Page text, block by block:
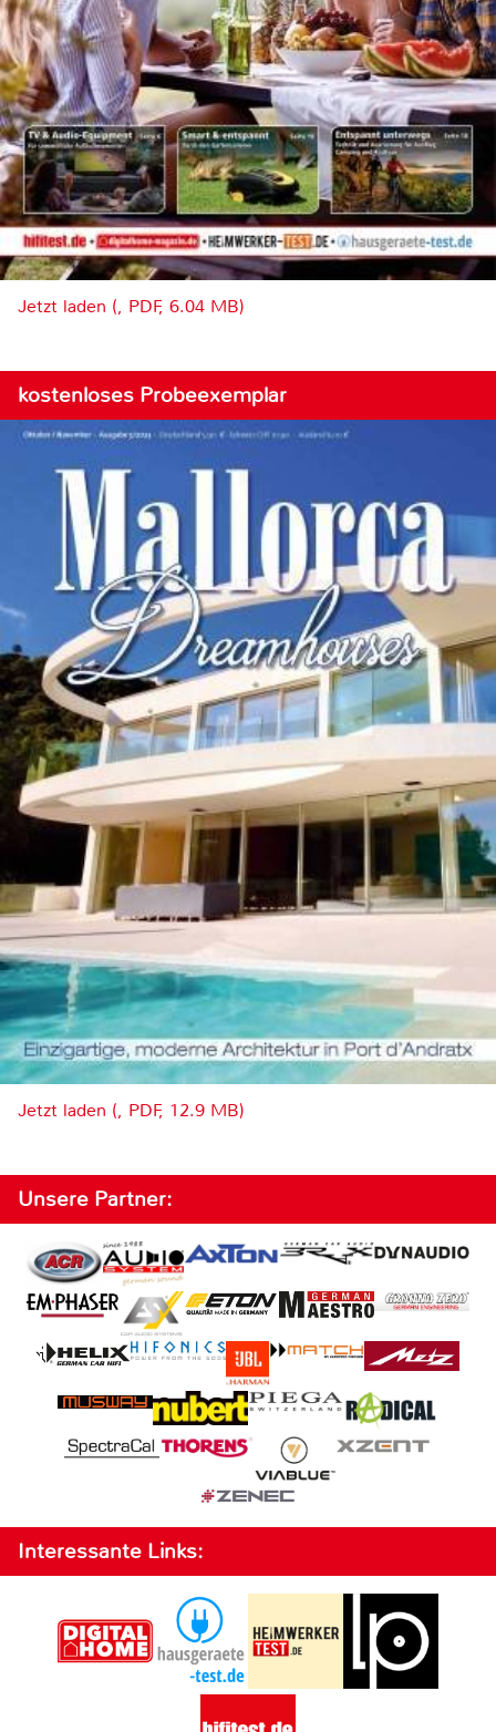
Jetzt laden (, PDF, 6.04 MB)
kostenloses Probeexemplar
Jetzt laden (, PDF, 12.9 MB)
Unsere Partner:
Interessante Links: